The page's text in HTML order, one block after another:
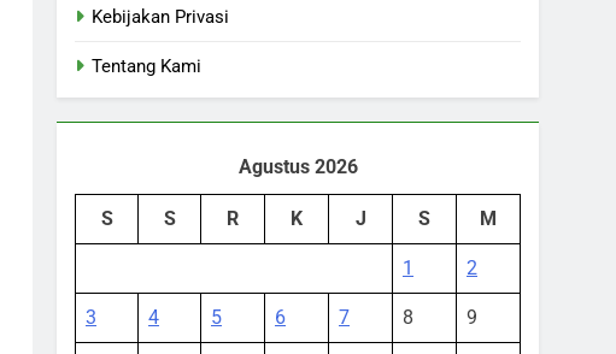
Kebijakan Privasi
Tentang Kami
Agustus 2026
S S R K J S M
1 2
3 4 5 6 7 8 9